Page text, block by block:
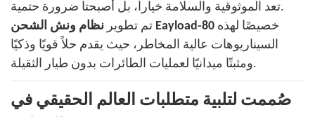
تعد الموثوقية والسلامة خياراً، بل أصبحتا ضرورة حتمية.
تم تطوير نظام ونش الشحن Eayload-80
السيناريوهات عالية المخاطر، حيث يقدم حلاً قويًا وذكيًا
ومثبتًا ميدانيًا لعمليات الطائرات بدون طيار الثقيلة.
صُممت لتلبية متطلبات العالم الحقيقي في